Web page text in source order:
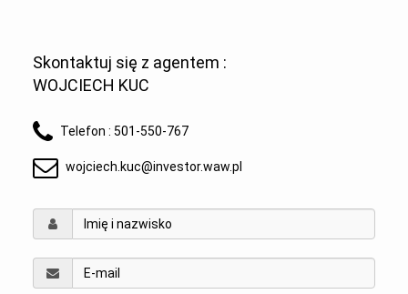
Skontaktuj się z agentem :
WOJCIECH KUC
Telefon : 501-550-767
wojciech.kuc@investor.waw.pl